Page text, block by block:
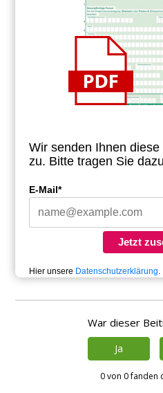
Wir senden Ihnen diese
zu. Bitte tragen Sie
E-Mail*
Jetzt
Hier unsere Datenschutzerklärung.
War dieser
Ja
0 von 0 fanden